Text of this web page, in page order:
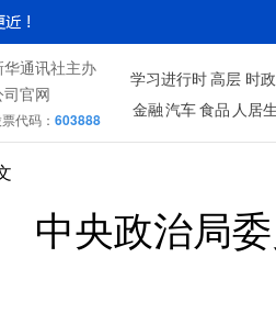
华通讯社主办
司官网
代码： 603888
学习进行时 高层 时政
金融 汽车 食品 人居
中央政治局